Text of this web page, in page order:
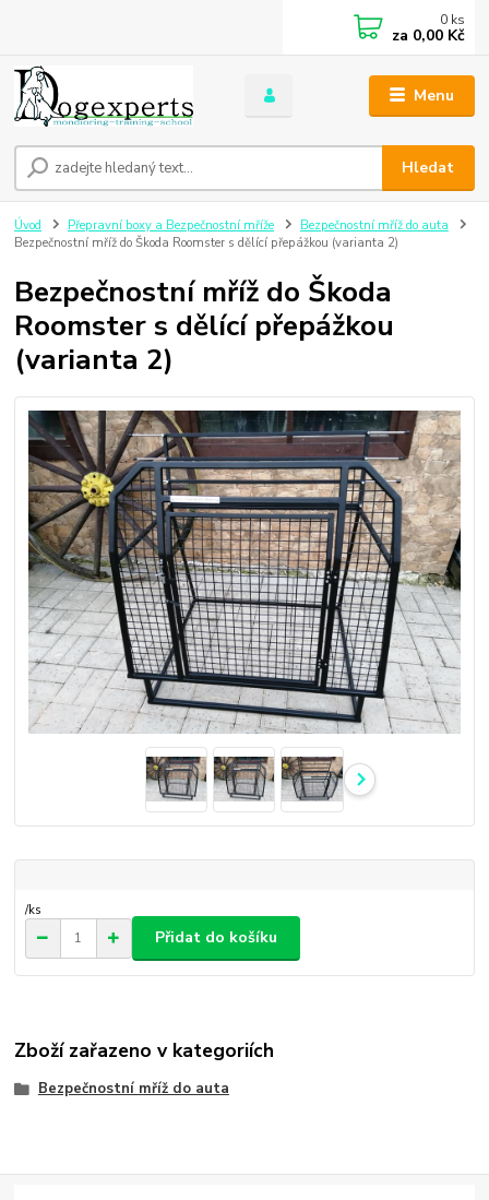
Menu
Hledat
0 ks
za 0,00 Kč
Úvod Přepravní boxy a Bezpečnostní mříže
Bezpečnostní mříž do auta
Bezpečnostní mříž do Škoda Roomster s dělící přepážkou (varianta 2)
Bezpečnostní mříž do Škoda
Roomster s dělící přepážkou
(varianta 2)
/ks
Přidat do košíku
Zboží zařazeno v kategoriích
Bezpečnostní mříž do auta